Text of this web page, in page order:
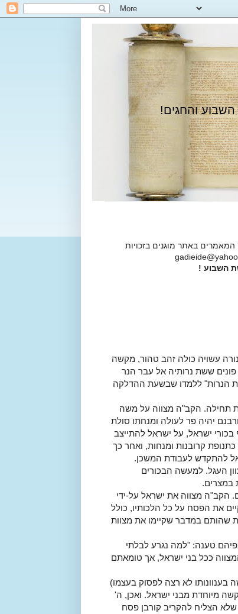
והחגים!
באתר מוגנים בזכויות
השבוע !
עשויה כולה זהב טהור, מקשה
ששת נרותיה אל עבר הנר
הנרות" ללמדו שבשעת ההדלקה
תחילה. הקב"ה מצווה על משה
יהיה פר לעולה ומנחתו סולת
ישראל, על ישראל להתייצב
קרובנות ומנחות, ואחר כך
להתקדש לעבודת המשכן.
העגל. למעשה הבכורים
במצרים.
הקב"ה מצווה את ישראל על-ידי
את הפסח על כל הלכותיו, כולל
שהותם במדבר שקיימו את מצוות
טענה: "למה נגרע לבלתי
ככל בני ישראל, אך טומאתם
לא רצה לפסוק בעצמו)
מיוחדת מבני ישראל. ואכן, ה'
שלא הצליח להקריב קורבן פסח